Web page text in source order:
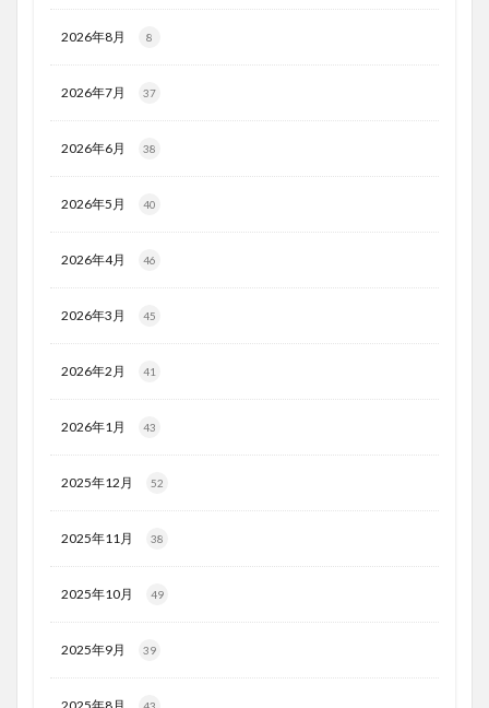
2026年8月 8
2026年7月 37
2026年6月 38
2026年5月 40
2026年4月 46
2026年3月 45
2026年2月 41
2026年1月 43
2025年12月 52
2025年11月 38
2025年10月 49
2025年9月 39